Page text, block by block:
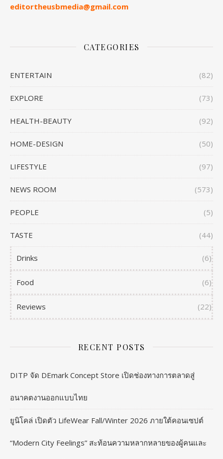
editortheusbmedia@gmail.com
CATEGORIES
ENTERTAIN (82)
EXPLORE (73)
HEALTH-BEAUTY (92)
HOME-DESIGN (50)
LIFESTYLE (97)
NEWS ROOM (573)
PEOPLE (5)
TASTE (44)
Drinks (6)
Food (6)
Reviews (22)
RECENT POSTS
DITP จัด DEmark Concept Store เปิดช่องทางการตลาดสู่
อนาคตงานออกแบบไทย
ยูนิโคล่ เปิดตัว LifeWear Fall/Winter 2026 ภายใต้คอนเซปต์
“Modern City Feelings” สะท้อนความหลากหลายของผู้คนและ